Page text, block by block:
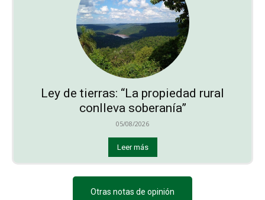
Ley de tierras: “La propiedad rural
conlleva soberanía”
05/08/2026
Leer más
Otras notas de opinión